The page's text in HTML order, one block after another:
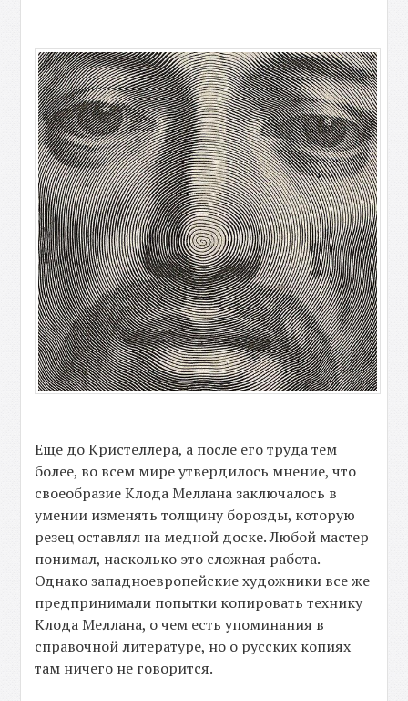
Еще до Кристеллера, а после его труда тем
более, во всем мире утвердилось мнение, что
своеобразие Клода Меллана заключалось в
умении изменять толщину борозды, которую
резец оставлял на медной доске. Любой мастер
понимал, насколько это сложная работа.
Однако западноевропейские художники все же
предпринимали попытки копировать технику
Клода Меллана, о чем есть упоминания в
справочной литературе, но о русских копиях
там ничего не говорится.